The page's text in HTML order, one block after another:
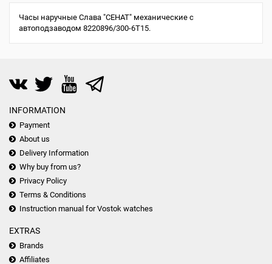
Часы наручные Слава "СЕНАТ" механические с
автоподзаводом 8220896/300-6T15.
INFORMATION
Payment
About us
Delivery Information
Why buy from us?
Privacy Policy
Terms & Conditions
Instruction manual for Vostok watches
EXTRAS
Brands
Affiliates